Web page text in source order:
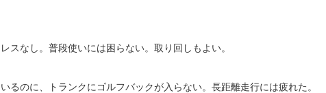
スなし。普段使いには困らない。取り回しもよい。
るのに、トランクにゴルフバックが入らない。長距離走行には疲れた。